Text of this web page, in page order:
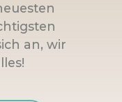
an, wir